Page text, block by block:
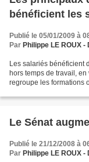
bénéficient les
Publié le 05/01/2009 à
Par Philippe LE ROUX
Les salariés bénéficient
hors temps de travail, en
regroupe les formations
Le Sénat
Publié le 21/12/2008 à
Par Philippe LE ROUX